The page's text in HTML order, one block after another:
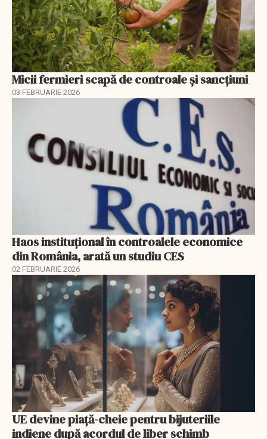
Micii fermieri scapă de controale și sancțiuni
03 FEBRUARIE 2026
Haos instituțional în controalele economice
din România, arată un studiu CES
02 FEBRUARIE 2026
UE devine piață-cheie pentru bijuteriile
indiene după acordul de liber schimb